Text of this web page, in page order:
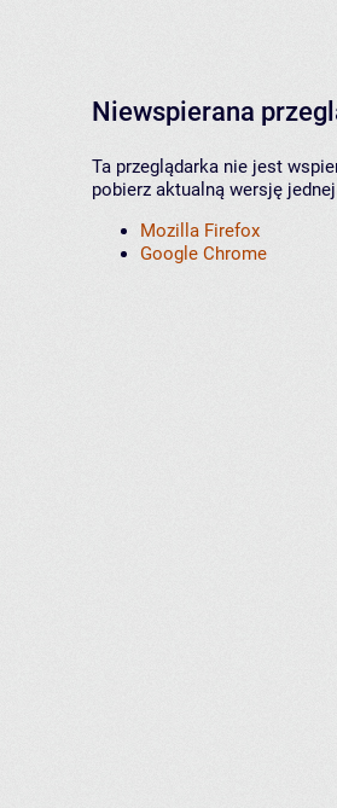
Niewspierana
Ta przeglądarka nie jest
pobierz aktualną wersję
Mozilla Firefox
Google Chrome